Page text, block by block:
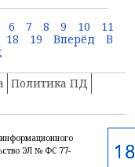
6 7 8 9 10
11
18 19 Вперёд
В
Политика ПД
ЭЛ № ФС 77-